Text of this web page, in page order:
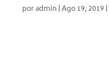
poradmin |Ago 19, 2019 |